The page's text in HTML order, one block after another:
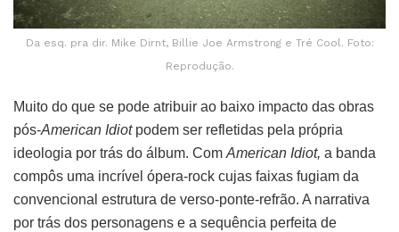
Da esq. pra dir. Mike Dirnt, Billie Joe Armstrong e Tré Cool. Foto:
Reprodução.
Muito do que se pode atribuir ao baixo impacto das obras
pós-American Idiot podem ser refletidas pela própria
ideologia por trás do álbum. ComAmerican Idiot, a banda
compôs uma incrível ópera-rock cujas faixas fugiam da
convencional estrutura de verso-ponte-refrão. A narrativa
por trás dos personagens e a sequência perfeita de